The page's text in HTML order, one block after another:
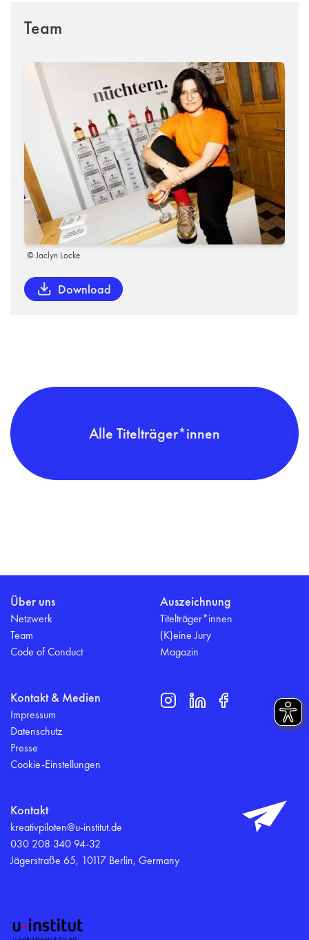
Team
© Jaclyn Locke
Download
Alle Titelträger*innen
Über uns
Netzwerk
Team
Code of Conduct
Auszeichnung
Titelträger*innen
(K)eine Jury
Magazin
Kontakt & Medien
Impressum
Datenschutz
Presse
Cookie-Einstellungen
Kontakt
kreativpiloten@u-institut.de
030 208 340 94-32
Jägerstraße 65, 10117 Berlin, Germany